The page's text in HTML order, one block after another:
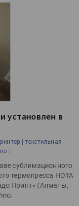
установлен в
|
текстильная
|
сублимационного
термопресса HOTA
Принт» (Алматы,